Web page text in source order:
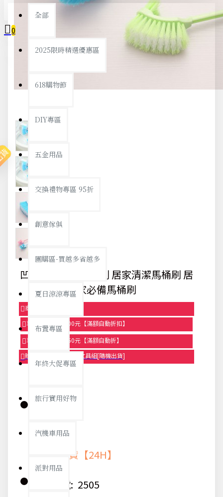
全部
2025限時精選優惠區
618購物節
DIY專區
五金用品
交換禮物專區 95折
創意傢俱
團購區-買越多省越多
夏日涼涼專區
布置專區
年終大促專區
旅行實用好物
汽機車用品
派對用品
0
您的購物車內沒有商品！
凹槽輕鬆清洗馬桶刷 居家清潔馬桶刷 居
家必備馬桶刷
商品95折【今日限定】
享滿1000元折100元【滿額自動折扣】
享滿2000元折250元【滿額自動折】
贈品-滿899送色鉛筆文具組[隨機出貨]
庫存:
快速出貨【24H】
貨號: 2505